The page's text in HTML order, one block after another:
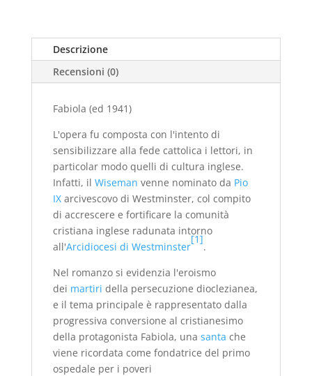
Descrizione
Recensioni (0)
Fabiola (ed 1941)
L'opera fu composta con l'intento di
sensibilizzare alla fede cattolica i lettori, in
particolar modo quelli di cultura inglese.
Infatti, il Wiseman venne nominato da Pio
IXarcivescovo di Westminster, col compito
di accrescere e fortificare la comunità
cristiana inglese radunata intorno
all'Arcidiocesi di Westminster
[1]
.
Nel romanzo si evidenzia l'eroismo
dei martiri della persecuzione dioclezianea,
e il tema principale è rappresentato dalla
progressiva conversione al cristianesimo
della protagonista Fabiola, una santa che
viene ricordata come fondatrice del primo
ospedale per i poveri